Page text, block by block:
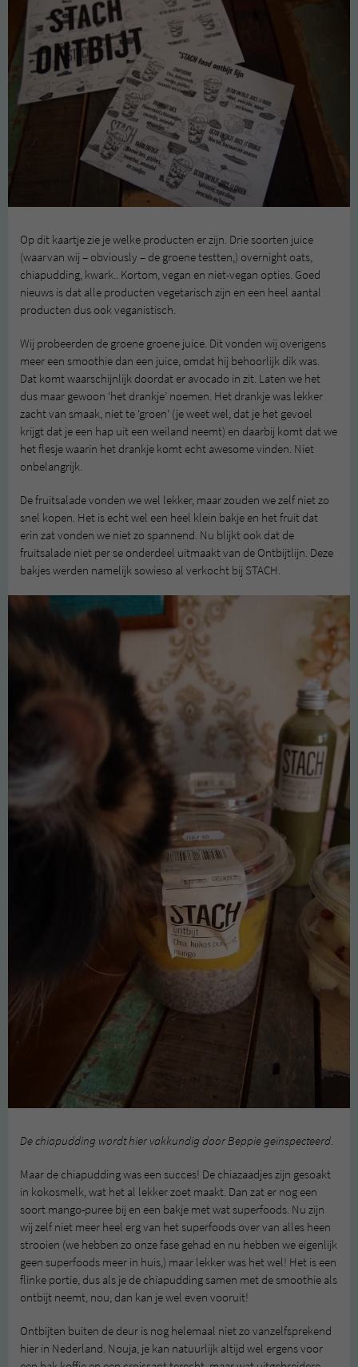
Op dit kaartje zie je welke producten er zijn. Drie soorten juice
(waarvan wij – obviously – de groene testten,) overnight oats,
chiapudding, kwark.. Kortom, vegan en niet-vegan opties. Goed
nieuws is dat alle producten vegetarisch zijn en een heel aantal
producten dus ook veganistisch.
Wij probeerden de groene groene juice. Dit vonden wij overigens
meer een smoothie dan een juice, omdat hij behoorlijk dik was.
Dat komt waarschijnlijk doordat er avocado in zit. Laten we het
dus maar gewoon ‘het drankje’ noemen. Het drankje was lekker
zacht van smaak, niet te ‘groen’ (je weet wel, dat je het gevoel
krijgt dat je een hap uit een weiland neemt) en daarbij komt dat we
het flesje waarin het drankje komt echt awesome vinden. Niet
onbelangrijk.
De fruitsalade vonden we wel lekker, maar zouden we zelf niet zo
snel kopen. Het is echt wel een heel klein bakje en het fruit dat
erin zat vonden we niet zo spannend. Nu blijkt ook dat de
fruitsalade niet per se onderdeel uitmaakt van de Ontbijtlijn. Deze
bakjes werden namelijk sowieso al verkocht bij STACH.
De chiapudding wordt hier vakkundig door Beppie geïnspecteerd.
Maar de chiapudding was een succes! De chiazaadjes zijn gesoakt
in kokosmelk, wat het al lekker zoet maakt. Dan zat er nog een
soort mango-puree bij en een bakje met wat superfoods. Nu zijn
wij zelf niet meer heel erg van het superfoods over van alles heen
strooien (we hebben zo onze fase gehad en nu hebben we eigenlijk
geen superfoods meer in huis,) maar lekker was het wel! Het is een
flinke portie, dus als je de chiapudding samen met de smoothie als
ontbijt neemt, nou, dan kan je wel even vooruit!
Ontbijten buiten de deur is nog helemaal niet zo vanzelfsprekend
hier in Nederland. Nouja, je kan natuurlijk altijd wel ergens voor